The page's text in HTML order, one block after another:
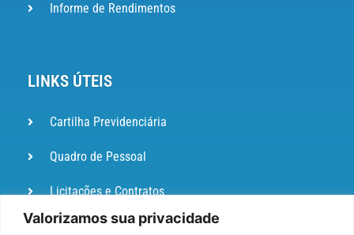
Valorizamos sua privacidade
Informe de Rendimentos
LINKS ÚTEIS
Cartilha Previdenciária
Quadro de Pessoal
Licitações e Contratos
Portal de